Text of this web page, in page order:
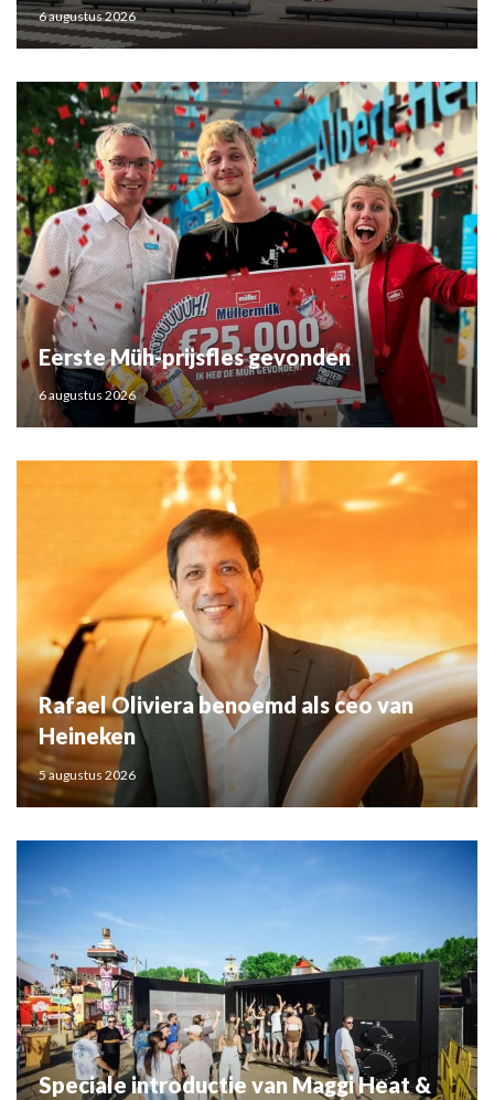
6 augustus 2026
Eerste Müh-prijsfles gevonden
6 augustus 2026
Rafael Oliviera benoemd als ceo van
Heineken
5 augustus 2026
Speciale introductie van Maggi Heat &